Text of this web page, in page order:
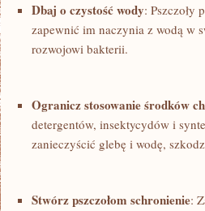
Dbaj o czystość wody: Pszczoły
⁢zapewnić im naczynia z wodą w
rozwojowi bakterii.
Ogranicz stosowanie środków
detergentów, insektycydów i
zanieczyścić glebę i⁤ wodę,​
Stwórz pszczołom schronienie: